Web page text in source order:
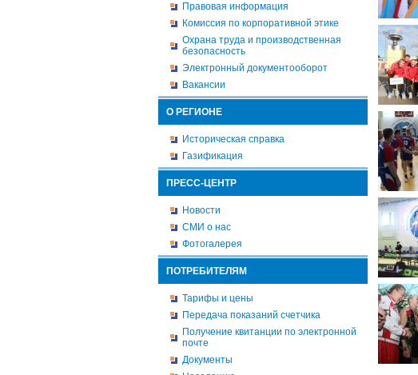
Правовая информация
Комиссия по корпоративной этике
Охрана труда и производственная
безопасность
Электронный документооборот
Вакансии
О РЕГИОНЕ
Историческая справка
Газификация
ПРЕСС-ЦЕНТР
Новости
СМИ о нас
Фотогалерея
ПОТРЕБИТЕЛЯМ
Тарифы и цены
Передача показаний счетчика
Получение квитанции по электронной
почте
Документы